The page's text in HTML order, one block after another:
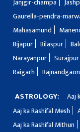
Gaurella-pendra-
Mahasamund
Bijapur
Bilaspur
Narayanpur
Surajpur
Raigarh
Rajnandgaon
ASTROLOGY: Aaj
Aaj ka Rashifal Mesh
Aaj ka Rashifal Mithun